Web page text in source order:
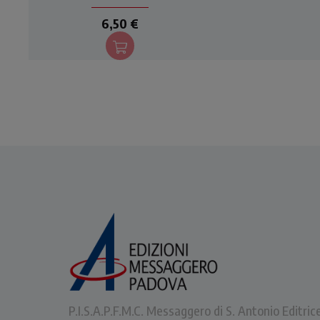
giorni come fulgido esempio
di amore ardente a Dio e di
generosa carità verso il
6,50 €
P.I.S.A.P.F.M.C. Messaggero di S. Antonio